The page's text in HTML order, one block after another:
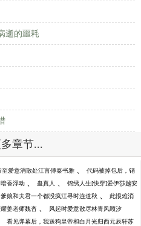
逝的噩耗
章节...
至爱意消散处江言傅秦书雅 、 代码被掉包后，销
暗香浮动 、 蛊真人 、 锦绣人生[快穿]爱伊莎越安
娘和夫君一个都没疯江寻时连道秋 、 此恨难消
姜老师魏杳 、 风起时爱意散尽林青风顾汐
看见弹幕后，我送狗皇帝和白月光归西元辰轩苏